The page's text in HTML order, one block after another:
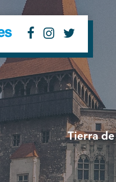
Tierra